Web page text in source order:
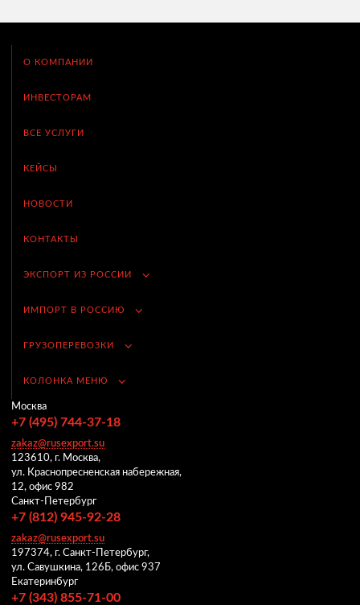
О КОМПАНИИ
ИНВЕСТОРАМ
ВСЕ УСЛУГИ
КЕЙСЫ
НОВОСТИ
КОНТАКТЫ
ЭКСПОРТ ИЗ РОССИИ
ИМПОРТ В РОССИЮ
ГРУЗОПЕРЕВОЗКИ
КОЛОНКА МЕНЮ
Москва
+7 (495) 744-37-18
zakaz@rusexport.su
123610, г. Москва,
ул. Краснопресненская набережная,
12, офис 982
Санкт-Петербург
+7 (812) 945-92-28
zakaz@rusexport.su
197374, г. Санкт-Петербург,
ул. Савушкина, 126Б, офис 937
Екатеринбург
+7 (343) 855-71-00